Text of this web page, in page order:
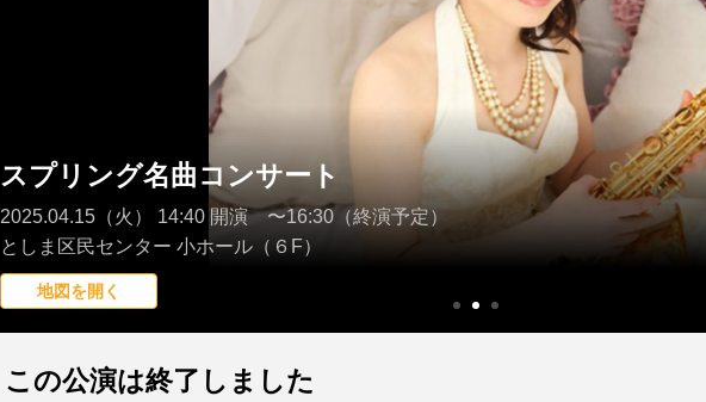
スプリング名曲コンサート
2025.04.15（火） 14:40 開演 〜16:30（終演予定）
としま区民センター 小ホール（６F）
地図を開く
この公演は終了しました